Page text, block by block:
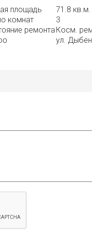
площадь
71.8 кв.м.
комнат
3
ремонта Косм.
ул.